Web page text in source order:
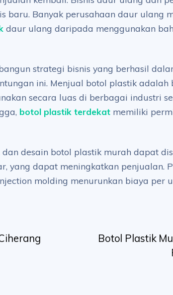
baru. Banyak perusahaan daur ulang
daur ulang daripada menggunakan
strategi bisnis yang berhasil
ini. Menjual botol plastik adalah
secara luas di berbagai industri
botol plastik terdekat memiliki
desain botol plastik murah dapat
yang dapat meningkatkan penjualan.
molding menurunkan biaya per
Botol Plastik